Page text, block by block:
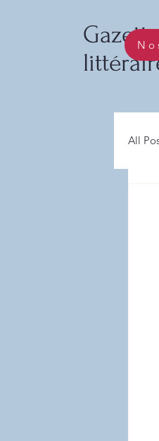
Gazette
All